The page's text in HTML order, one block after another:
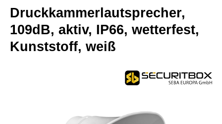
Druckkammerlautsprecher,
109dB, aktiv, IP66, wetterfest,
Kunststoff, weiß